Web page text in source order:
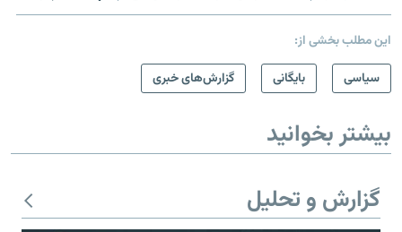
این مطلب بخشی از:
سیاسی
بایگانی گزارش‌های خبری
بیشتر بخوانید
گزارش و تحلیل